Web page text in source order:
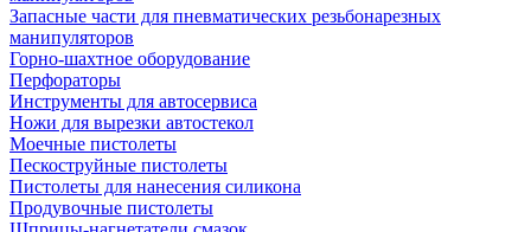
Запасные части для пневматических резьбонарезных
манипуляторов
Горно-шахтное оборудование
Перфораторы
Инструменты для автосервиса
Ножи для вырезки автостекол
Моечные пистолеты
Пескоструйные пистолеты
Пистолеты для нанесения силикона
Продувочные пистолеты